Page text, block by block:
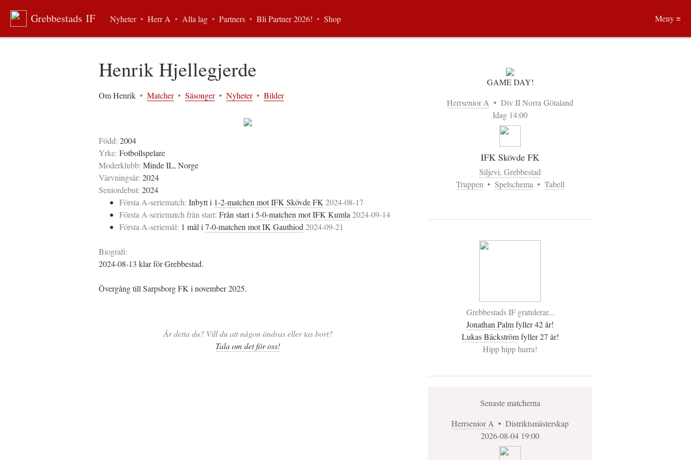
Henrik Hjellegjerde
Om Henrik • Matcher • Säsonger • Nyheter • Bilder
Född: 2004
Yrke: Fotbollspelare
Moderklubb: Minde IL, Norge
Värvningsår: 2024
Seniordebut: 2024
Första A-seriematch: Inbytt i 1-2-matchen mot IFK Skövde FK 2024-08-17
Första A-seriematch från start: Från start i 5-0-matchen mot IFK Kumla 2024-09-14
Första A-seriemål: 1 mål i 7-0-matchen mot IK Gauthiod 2024-09-21
Biografi:
2024-08-13 klar för Grebbestad.
Övergång till Sarpsborg FK i november 2025.
Är detta du? Vill du att någon ändras eller tas bort?
Tala om det för oss!
GAME DAY!
Herrsenior A • Div II Norra Götaland
Idag 14:00
IFK Skövde FK
Siljevi, Grebbestad
Truppen • Spelschema • Tabell
Grebbestads IF gratulerar...
Jonathan Palmfyller 42 år!
Lukas Bäckströmfyller 27 år!
Hipp hipp hurra!
Senaste matcherna
Herrsenior A • Distriktsmästerskap
2026-08-04 19:00
Grebbestads IF Nyheter • Herr A • Alla lag • Partners • Bli Partner 2026! • Shop Meny ≡